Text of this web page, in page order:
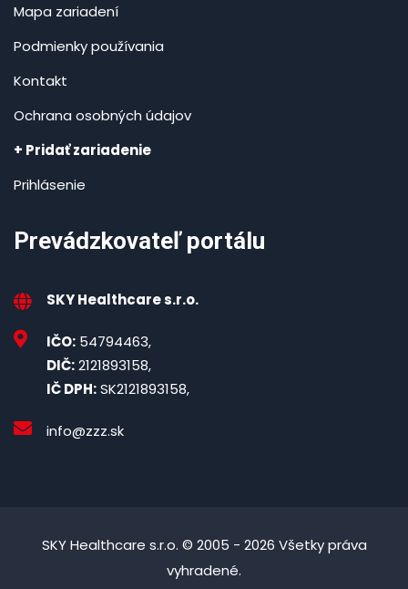
Mapa zariadení
Podmienky používania
Kontakt
Ochrana osobných údajov
+ Pridať zariadenie
Prihlásenie
Prevádzkovateľ portálu
SKY Healthcare s.r.o.
IČO: 54794463,
DIČ:2121893158,
IČ DPH:SK2121893158,
info@zzz.sk
SKY Healthcare s.r.o. © 2005 - 2026 Všetky práva
vyhradené.